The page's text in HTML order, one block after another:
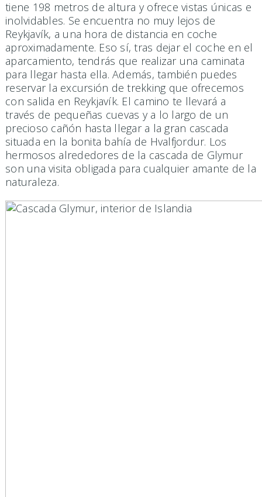
tiene 198 metros de altura y ofrece vistas únicas e
inolvidables. Se encuentra no muy lejos de
Reykjavík, a una hora de distancia en coche
aproximadamente. Eso sí, tras dejar el coche en el
aparcamiento, tendrás que realizar una caminata
para llegar hasta ella. Además, también puedes
reservar la excursión de trekking que ofrecemos
con salida en Reykjavík. El camino te llevará a
través de pequeñas cuevas y a lo largo de un
precioso cañón hasta llegar a la gran cascada
situada en la bonita bahía de Hvalfjordur. Los
hermosos alrededores de la cascada de Glymur
son una visita obligada para cualquier amante de la
naturaleza.